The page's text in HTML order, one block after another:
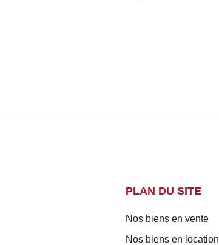
PLAN DU SITE
Nos biens en vente
Nos biens en location